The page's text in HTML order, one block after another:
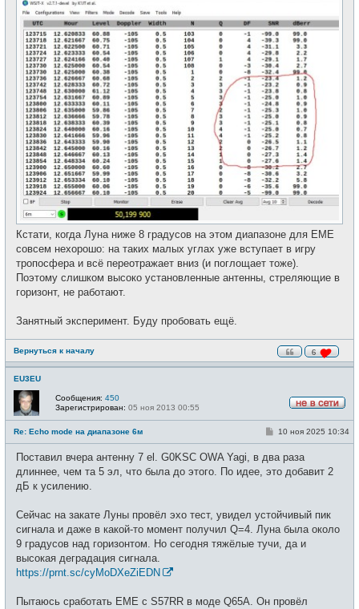
6
Кстати, когда Луна ниже 8 градусов на этом диапазоне для EME
совсем нехорошо: на таких малых углах уже вступает в игру
тропосфера и всё переотражает вниз (и поглощает тоже).
Поэтому слишком высоко установленные антенны, стреляющие в
горизонт, не работают.
Занятный эксперимент. Буду пробовать ещё.
Вернуться к началу
EU3EU
е
в
с
Сообщения: 450
Зарегистрирован: 05 ноя 2013 00:55
Re: Echo mode на диапазоне 6м
С
б
щ
10 ноя 2025 10:34
Поставил вчера антенну 7 el. G0KSC OWA Yagi, в два раза
длиннее, чем та 5 эл, что была до этого. По идее, это добавит 2
дБ к усилению.
Сейчас на закате Луны провёл эхо тест, увидел устойчивый пик
сигнала и даже в какой-то момент получил Q=4. Луна была около
9 градусов над горизонтом. Но сегодня тяжёлые тучи, да и
высокая деградация сигнала.
https://prnt.sc/cyMoDXeZiEDN
Пытаюсь сработать EME с S57RR в моде Q65A. Он провёл